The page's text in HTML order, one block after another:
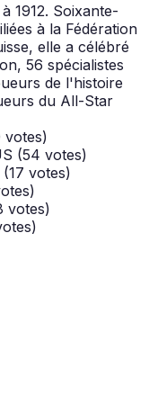
1912. Soixante-
à la Fédération
elle a célébré
56 spécialistes
de l'histoire
du All-Star
votes)
(54 votes)
votes)
votes)